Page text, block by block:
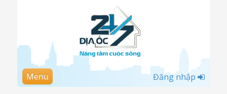
Menu Đăng nhập